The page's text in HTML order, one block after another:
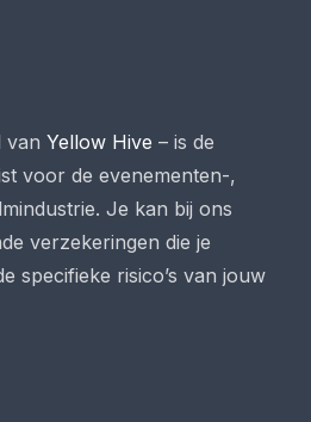
van Yellow Hive – is de
voor de evenementen-,
Je kan bij ons
verzekeringen die je
specifieke risico’s van jouw